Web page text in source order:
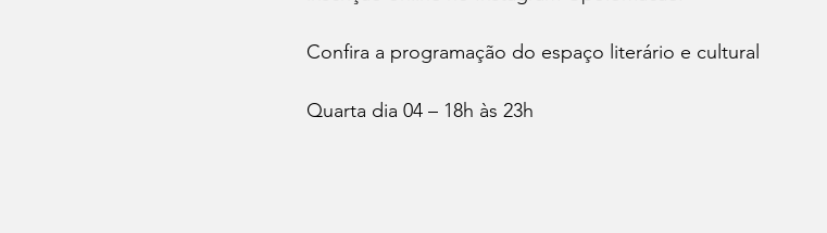
Confira a programação do espaço literário e cultural
Quarta dia 04 – 18h às 23h